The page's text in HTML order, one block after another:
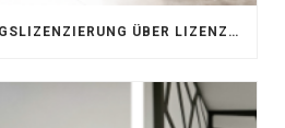
PLANEX: VERPACKUNGSLIZENZIERUNG ÜBER LIZENZERO & LUCID 2026